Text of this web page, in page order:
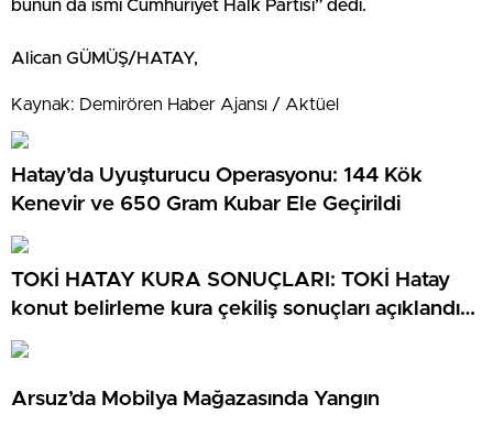
bunun da ismi Cumhuriyet Halk Partisi” dedi.
Alican GÜMÜŞ/HATAY,
Kaynak: Demirören Haber Ajansı / Aktüel
Hatay’da Uyuşturucu Operasyonu: 144 Kök
Kenevir ve 650 Gram Kubar Ele Geçirildi
TOKİ HATAY KURA SONUÇLARI: TOKİ Hatay
konut belirleme kura çekiliş sonuçları açıklandı
mı? TOKİ Hatay kura sonuçları isim listesi
Arsuz’da Mobilya Mağazasında Yangın